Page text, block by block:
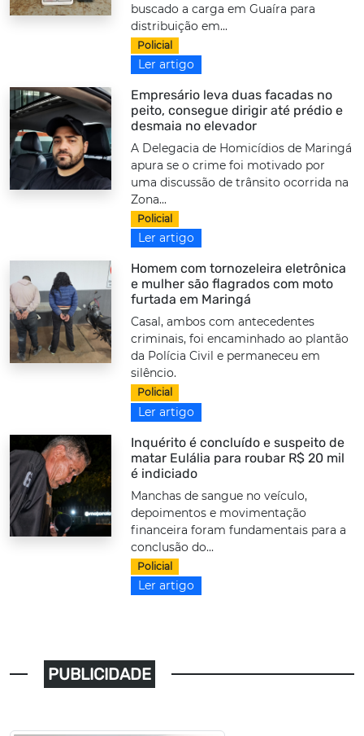
buscado a carga em Guaíra para
distribuição em...
Policial
Ler artigo
Empresário leva duas facadas no
peito, consegue dirigir até prédio e
desmaia no elevador
A Delegacia de Homicídios de Maringá
apura se o crime foi motivado por
uma discussão de trânsito ocorrida na
Zona...
Policial
Ler artigo
Homem com tornozeleira eletrônica
e mulher são flagrados com moto
furtada em Maringá
Casal, ambos com antecedentes
criminais, foi encaminhado ao plantão
da Polícia Civil e permaneceu em
silêncio.
Policial
Ler artigo
Inquérito é concluído e suspeito de
matar Eulália para roubar R$ 20 mil
é indiciado
Manchas de sangue no veículo,
depoimentos e movimentação
financeira foram fundamentais para a
conclusão do...
Policial
Ler artigo
PUBLICIDADE